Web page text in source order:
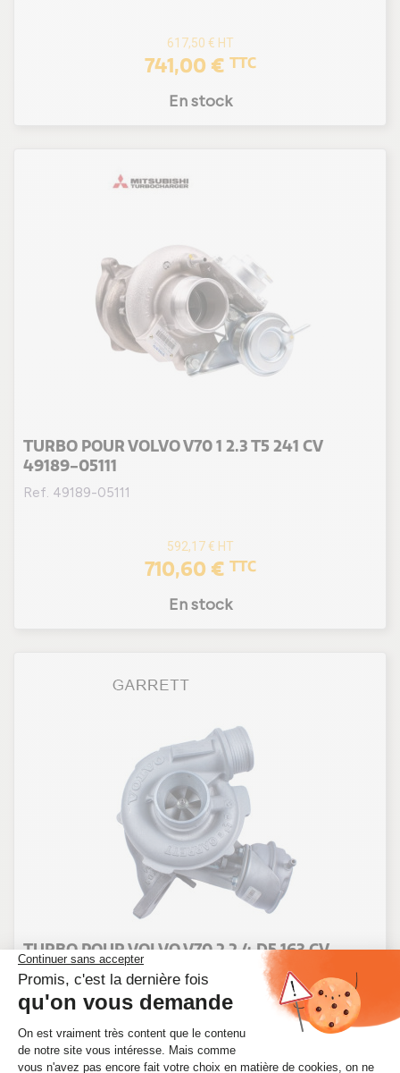
617,50 € HT
741,00 € TTC
En stock
TURBO POUR VOLVO V70 1 2.3 T5 241 CV
49189-05111
Ref. 49189-05111
592,17 € HT
710,60 € TTC
En stock
TURBO POUR VOLVO V70 2 2.4 D5 163 CV
723167-5008S
Ref. 723167-5008S
300,83 €HT